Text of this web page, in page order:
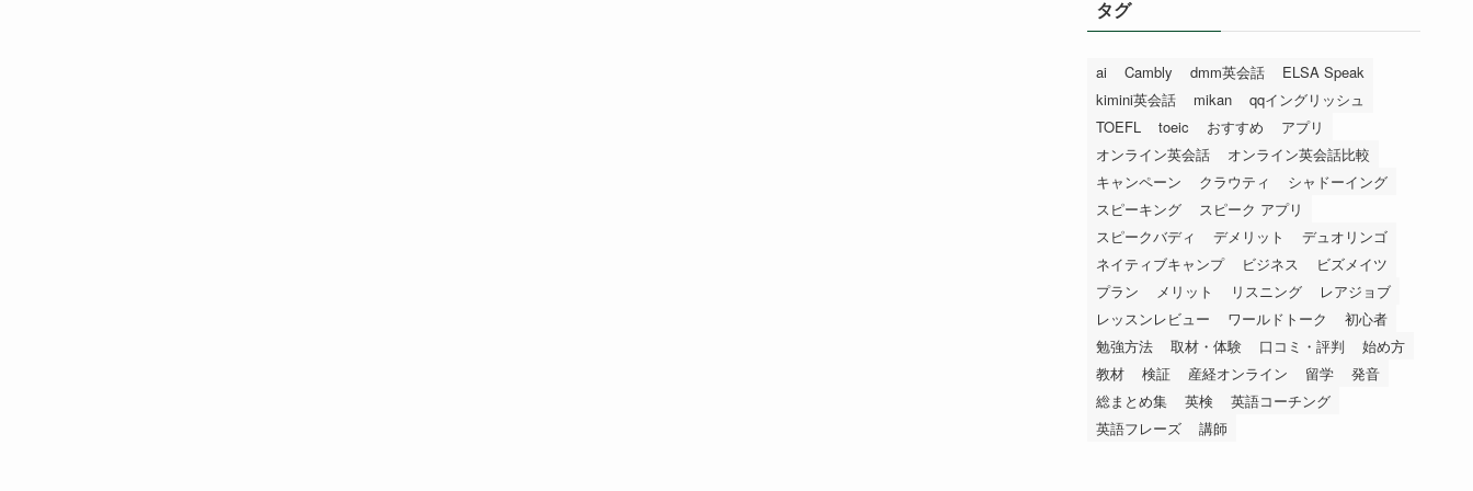
タグ
ai Cambly dmm英会話
ELSA Speak
kimini英会話
mikan
qqイングリッシュ
TOEFL
toeic おすすめ
アプリ
オンライン英会話
オンライン英会話比較
キャンペーン
クラウティ
シャドーイング
スピーキング
スピーク アプリ
スピークバディ
デメリット
デュオリンゴ
ネイティブキャンプ
ビジネス
ビズメイツ
プラン
メリット リスニング
レアジョブ
レッスンレビュー
ワールドトーク
初心者
勉強方法
取材・体験 口コミ・評判
始め方
教材
検証 産経オンライン 留学
発音
総まとめ集
英検
英語コーチング
英語フレーズ
講師